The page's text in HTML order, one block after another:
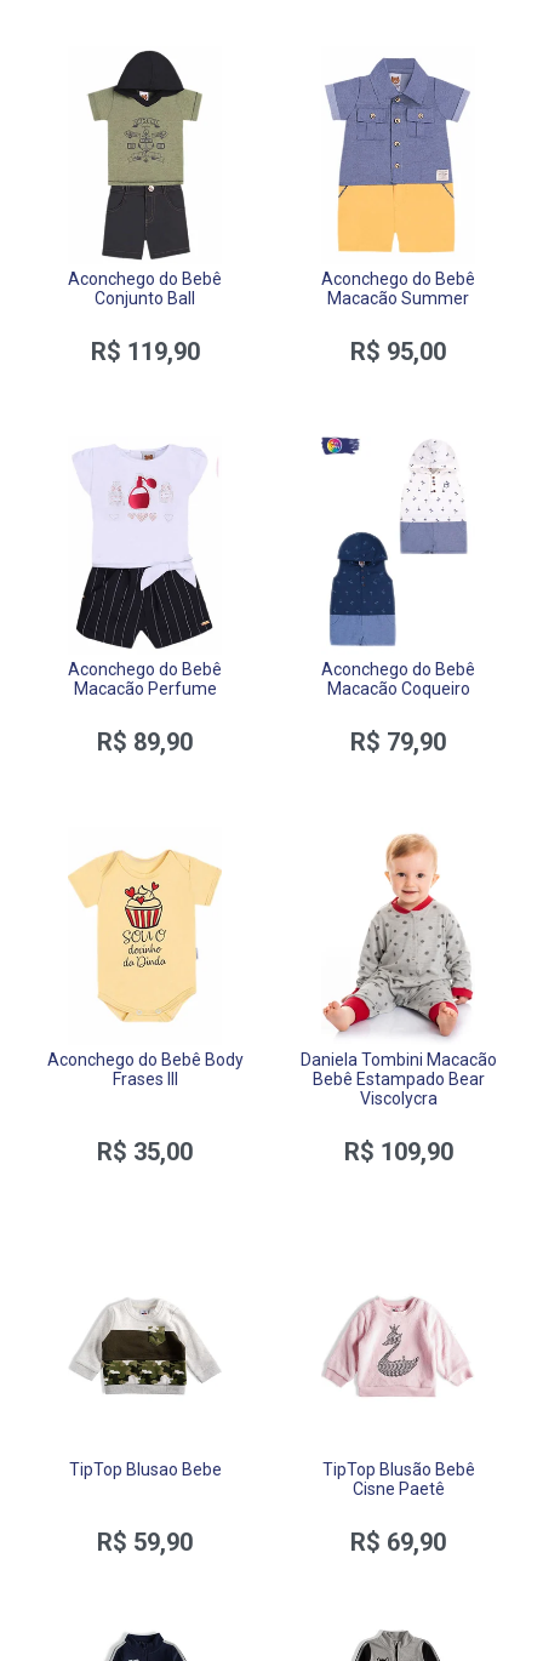
Aconchego do Bebê
Conjunto Ball
R$ 119,90
Aconchego do Bebê
Macacão Summer
R$ 95,00
Aconchego do Bebê
Macacão Perfume
R$ 89,90
Aconchego do Bebê
Macacão Coqueiro
R$ 79,90
Aconchego do Bebê Body
Frases III
R$ 35,00
Daniela Tombini Macacão
Bebê Estampado Bear
Viscolycra
R$ 109,90
TipTop Blusao Bebe
R$ 59,90
TipTop Blusão Bebê
Cisne Paetê
R$ 69,90